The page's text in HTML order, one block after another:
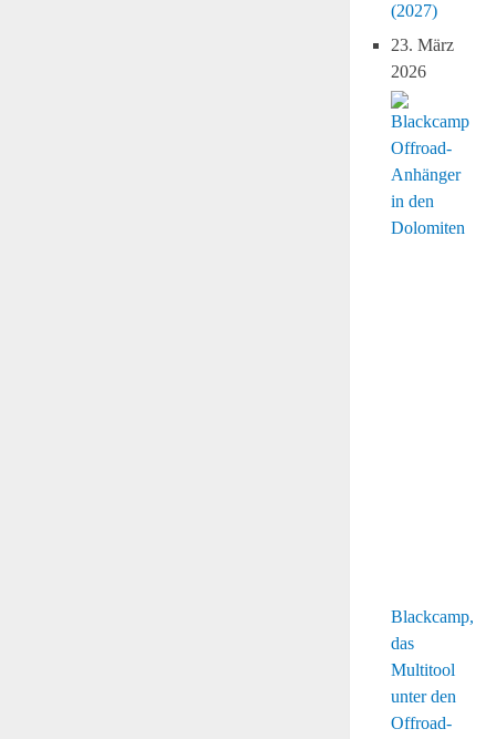
(2027)
23. März
2026
Blackcamp,
das
Multitool
unter den
Offroad-